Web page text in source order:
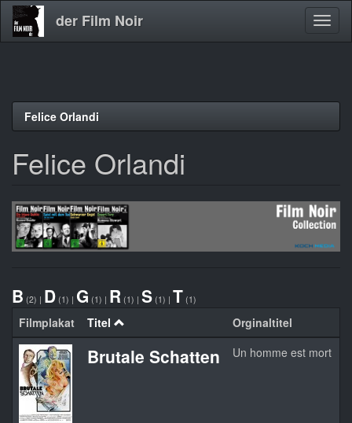
Direkt
der Film Noir
Felice Orlandi
Felice Orlandi
B (2) | D (1) | G (1) | R (1) | S (1) | T (1)
Filmplakat Titel Orginaltitel
Brutale Schatten Un homme est mort